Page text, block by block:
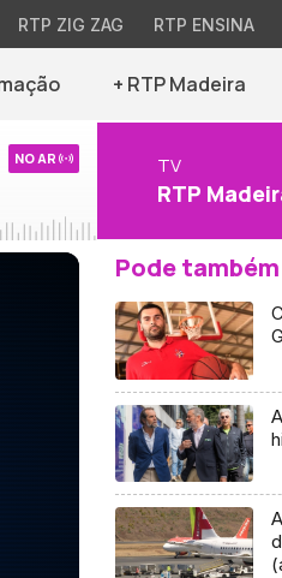
RTP ZIG ZAG RTP ENSINA
+ RTP Madeira
NO AR TV
RTP
Pode